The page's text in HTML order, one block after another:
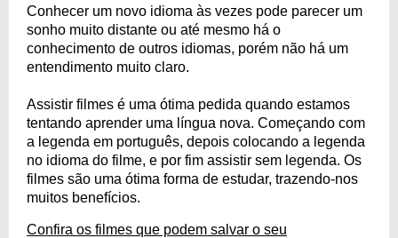
Conhecer um novo idioma às vezes pode parecer um
sonho muito distante ou até mesmo há o
conhecimento de outros idiomas, porém não há um
entendimento muito claro.
Assistir filmes é uma ótima pedida quando estamos
tentando aprender uma língua nova. Começando com
a legenda em português, depois colocando a legenda
no idioma do filme, e por fim assistir sem legenda. Os
filmes são uma ótima forma de estudar, trazendo-nos
muitos benefícios.
Confira os filmes que podem salvar o seu